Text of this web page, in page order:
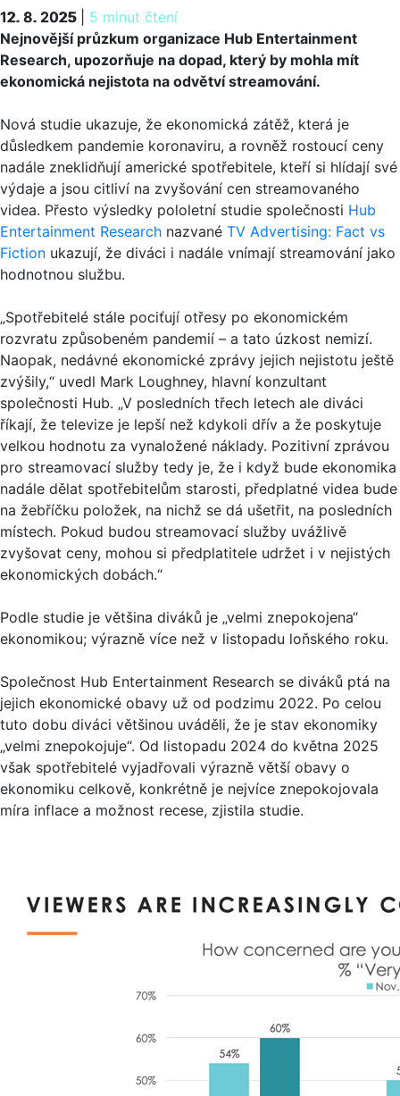
12. 8. 2025 5 minut čtení
12. 8. 2025
Nejnovější průzkum organizace Hub Entertainment
Research, upozorňuje na dopad, který by mohla mít
ekonomická nejistota na odvětví streamování.
Nová studie ukazuje, že ekonomická zátěž, která je
důsledkem pandemie koronaviru, a rovněž rostoucí ceny
nadále zneklidňují americké spotřebitele, kteří si hlídají své
výdaje a jsou citliví na zvyšování cen streamovaného
videa. Přesto výsledky pololetní studie společnosti Hub
Entertainment Research nazvané TV Advertising: Fact vs
Fiction ukazují, že diváci i nadále vnímají streamování jako
hodnotnou službu.
„Spotřebitelé stále pociťují otřesy po ekonomickém
rozvratu způsobeném pandemií – a tato úzkost nemizí.
Naopak, nedávné ekonomické zprávy jejich nejistotu ještě
zvýšily,“ uvedl Mark Loughney, hlavní konzultant
společnosti Hub. „V posledních třech letech ale diváci
říkají, že televize je lepší než kdykoli dřív a že poskytuje
velkou hodnotu za vynaložené náklady. Pozitivní zprávou
pro streamovací služby tedy je, že i když bude ekonomika
nadále dělat spotřebitelům starosti, předplatné videa bude
na žebříčku položek, na nichž se dá ušetřit, na posledních
místech. Pokud budou streamovací služby uvážlivě
zvyšovat ceny, mohou si předplatitele udržet i v nejistých
ekonomických dobách.“
Podle studie je většina diváků je „velmi znepokojena“
ekonomikou; výrazně více než v listopadu loňského roku.
Společnost Hub Entertainment Research se diváků ptá na
jejich ekonomické obavy už od podzimu 2022. Po celou
tuto dobu diváci většinou uváděli, že je stav ekonomiky
„velmi znepokojuje“. Od listopadu 2024 do května 2025
však spotřebitelé vyjadřovali výrazně větší obavy o
ekonomiku celkově, konkrétně je nejvíce znepokojovala
míra inflace a možnost recese, zjistila studie.